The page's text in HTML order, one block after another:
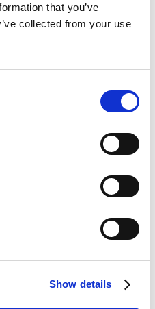
that you’ve
collected from your use
Show details
endnu
møder din specialist
ved